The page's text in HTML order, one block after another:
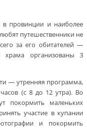
провинции и наиболее
путешественники не
за его обитателей —
храма организованы 3
— утренняя программа,
(с 8 до 12 утра). Во
покормить маленьких
участие в купании
и покормить